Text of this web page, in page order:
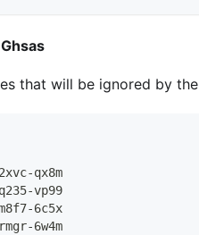
that will be ignored by the
2xvc-qx8m
q235-vp99
-6c5x
rmgr-6w4m